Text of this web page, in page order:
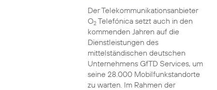
Der Telekommunikationsanbieter
O2Telefónica setzt auch in den
kommenden Jahren auf die
Dienstleistungen des
mittelständischen deutschen
Unternehmens GfTD Services, um
seine 28.000 Mobilfunkstandorte
zu warten. Im Rahmen der